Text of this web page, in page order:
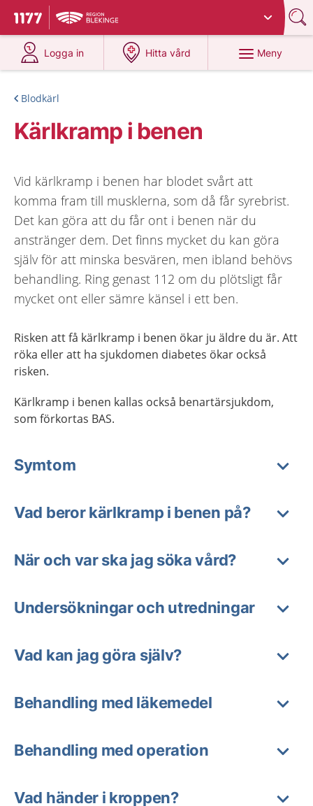
Till startsidan för 1177
Du har valt region
Logga in
på 1177.se
Hitta vård
på 1177.se
Meny
Blodkärl
Kärlkramp i benen
Vid kärlkramp i benen har blodet svårt att
komma fram till musklerna, som då får syrebrist.
Det kan göra att du får ont i benen när du
anstränger dem. Det finns mycket du kan göra
själv för att minska besvären, men ibland behövs
behandling. Ring genast 112 om du plötsligt får
mycket ont eller sämre känsel i ett ben.
Risken att få kärlkramp i benen ökar ju äldre du är. Att
röka eller att ha sjukdomen diabetes ökar också
risken.
Kärlkramp i benen kallas också benartärsjukdom,
som förkortas BAS.
Symtom
Vad beror kärlkramp i benen på?
När och var ska jag söka vård?
Undersökningar och utredningar
Vad kan jag göra själv?
Behandling med läkemedel
Behandling med operation
Vad händer i kroppen?